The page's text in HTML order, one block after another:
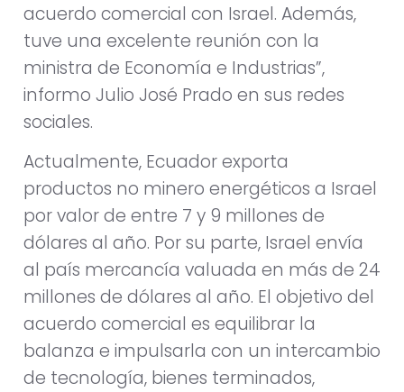
acuerdo comercial con Israel. Además,
tuve una excelente reunión con la
ministra de Economía e Industrias”,
informo Julio José Prado en sus redes
sociales.
Actualmente, Ecuador exporta
productos no minero energéticos a Israel
por valor de entre 7 y 9 millones de
dólares al año. Por su parte, Israel envía
al país mercancía valuada en más de 24
millones de dólares al año. El objetivo del
acuerdo comercial es equilibrar la
balanza e impulsarla con un intercambio
de tecnología, bienes terminados,